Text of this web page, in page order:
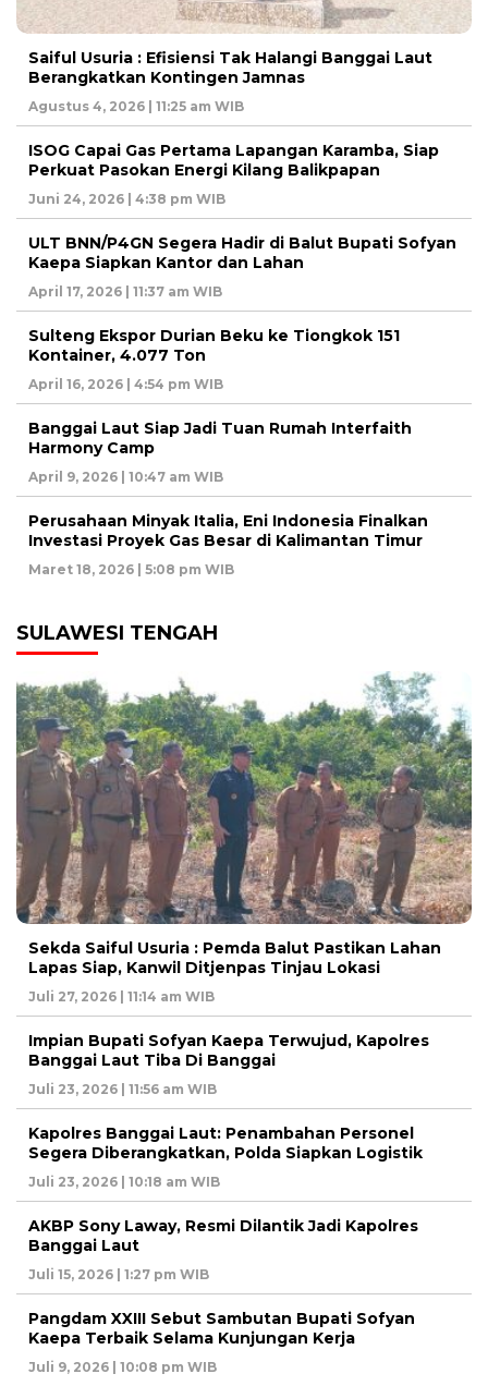
Saiful Usuria : Efisiensi Tak Halangi Banggai Laut
Berangkatkan Kontingen Jamnas
Agustus 4, 2026 | 11:25 am WIB
ISOG Capai Gas Pertama Lapangan Karamba, Siap
Perkuat Pasokan Energi Kilang Balikpapan
Juni 24, 2026 | 4:38 pm WIB
ULT BNN/P4GN Segera Hadir di Balut Bupati Sofyan
Kaepa Siapkan Kantor dan Lahan
April 17, 2026 | 11:37 am WIB
Sulteng Ekspor Durian Beku ke Tiongkok 151
Kontainer, 4.077 Ton
April 16, 2026 | 4:54 pm WIB
Banggai Laut Siap Jadi Tuan Rumah Interfaith
Harmony Camp
April 9, 2026 | 10:47 am WIB
Perusahaan Minyak Italia, Eni Indonesia Finalkan
Investasi Proyek Gas Besar di Kalimantan Timur
Maret 18, 2026 | 5:08 pm WIB
SULAWESI TENGAH
Sekda Saiful Usuria : Pemda Balut Pastikan Lahan
Lapas Siap, Kanwil Ditjenpas Tinjau Lokasi
Juli 27, 2026 | 11:14 am WIB
Impian Bupati Sofyan Kaepa Terwujud, Kapolres
Banggai Laut Tiba Di Banggai
Juli 23, 2026 | 11:56 am WIB
Kapolres Banggai Laut: Penambahan Personel
Segera Diberangkatkan, Polda Siapkan Logistik
Juli 23, 2026 | 10:18 am WIB
AKBP Sony Laway, Resmi Dilantik Jadi Kapolres
Banggai Laut
Juli 15, 2026 | 1:27 pm WIB
Pangdam XXIII Sebut Sambutan Bupati Sofyan
Kaepa Terbaik Selama Kunjungan Kerja
Juli 9, 2026 | 10:08 pm WIB